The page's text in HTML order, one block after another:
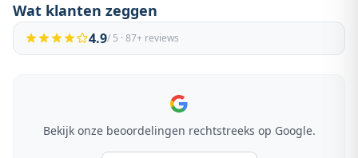
Wat klanten zeggen
4.9/ 5 · 87+ reviews
Bekijk onze beoordelingen rechtstreeks op Google.